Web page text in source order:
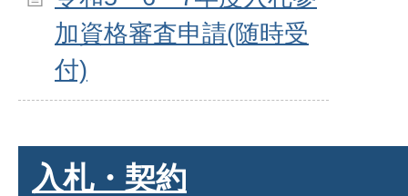
加資格審査申請(随時受
付)
入札・契約